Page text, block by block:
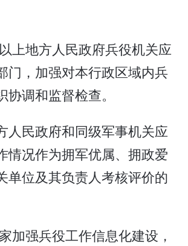
上地方人民政府兵役机关应
门，加强对本行政区域内兵
调和监督检查。
人民政府和同级军事机关应
情况作为拥军优属、拥政爱
单位及其负责人考核评价的
加强兵役工作信息化建设，